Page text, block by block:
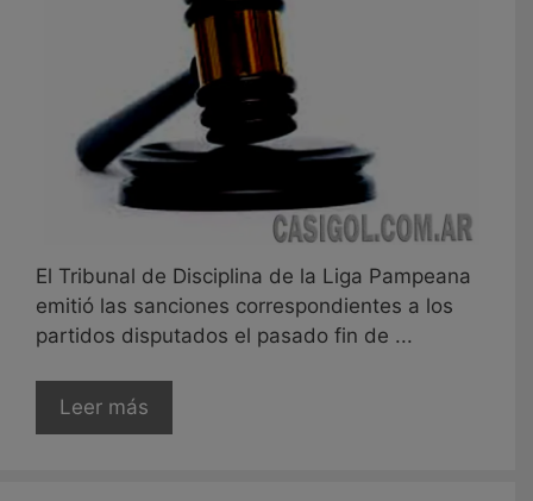
El Tribunal de Disciplina de la Liga Pampeana
emitió las sanciones correspondientes a los
partidos disputados el pasado fin de ...
Leer más